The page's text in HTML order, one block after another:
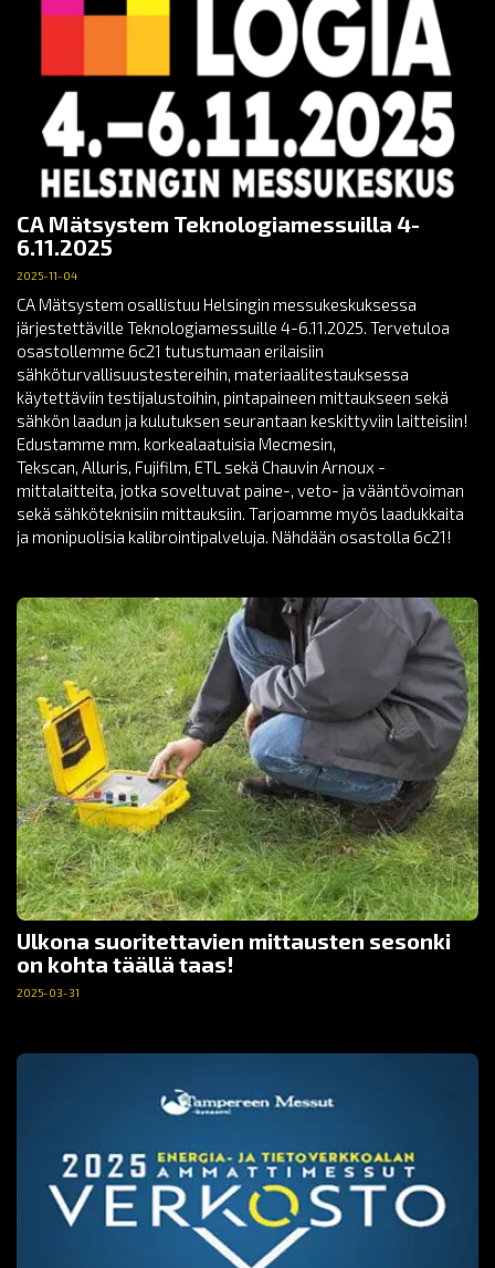
CA Mätsystem Teknologiamessuilla 4-
6.11.2025
2025-11-04
CA Mätsystem osallistuu Helsingin messukeskuksessa
järjestettäville Teknologiamessuille 4-6.11.2025. Tervetuloa
osastollemme 6c21 tutustumaan erilaisiin
sähköturvallisuustestereihin, materiaalitestauksessa
käytettäviin testijalustoihin, pintapaineen mittaukseen sekä
sähkön laadun ja kulutuksen seurantaan keskittyviin laitteisiin!
Edustamme mm. korkealaatuisia Mecmesin,
Tekscan, Alluris, Fujifilm, ETL sekä Chauvin Arnoux -
mittalaitteita, jotka soveltuvat paine-, veto- ja vääntövoiman
sekä sähköteknisiin mittauksiin. Tarjoamme myös laadukkaita
ja monipuolisia kalibrointipalveluja. Nähdään osastolla 6c21!
Ulkona suoritettavien mittausten sesonki
on kohta täällä taas!
2025-03-31